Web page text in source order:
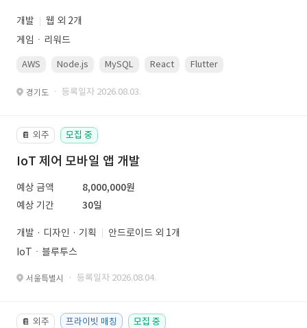
개발
웹 외 2개
게임ㆍ리워드
AWS Node.js MySQL React Flutter
경기도 · 등록일자 2026.08.03.
📔 외주 모집 중
IoT 제어 모바일 앱 개발
예상 금액
8,000,000원
예상 기간
30일
개발 · 디자인 · 기획
안드로이드 외 1개
IoTㆍ블루투스
서울특별시 · 등록일자 2026.08.04.
📔 외주 프라이빗 매칭 모집 중